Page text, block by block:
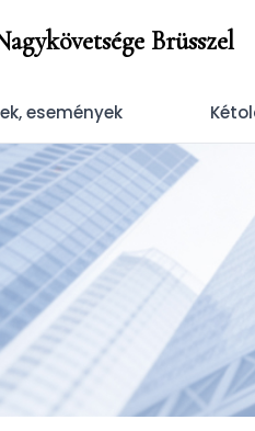
Brüsszel
események